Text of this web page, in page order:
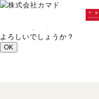
こちらからは
よろしいでしょうか？
OK